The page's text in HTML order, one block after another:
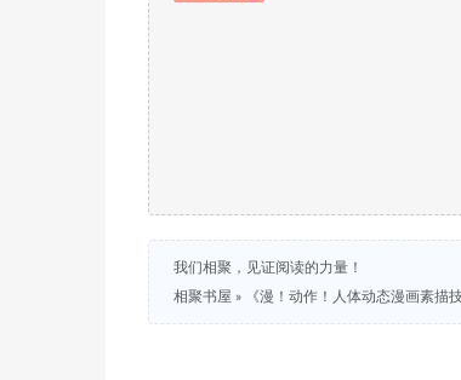
我们相聚，见证阅读的力量！
相聚书屋 » 《漫！动作！人体动态漫画素描